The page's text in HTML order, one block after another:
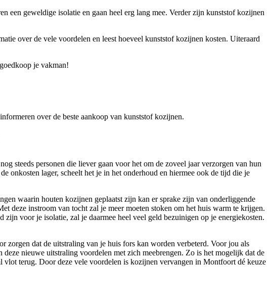
een geweldige isolatie en gaan heel erg lang mee. Verder zijn kunststof kozijnen
over de vele voordelen en leest hoeveel kunststof kozijnen kosten. Uiteraard
je vakman!
over de beste aankoop van kunststof kozijnen.
steeds personen die liever gaan voor het om de zoveel jaar verzorgen van hun
onkosten lager, scheelt het je in het onderhoud en hiermee ook de tijd die je
waarin houten kozijnen geplaatst zijn kan er sprake zijn van onderliggende
deze instroom van tocht zal je meer moeten stoken om het huis warm te krijgen.
voor je isolatie, zal je daarmee heel veel geld bezuinigen op je energiekosten.
dat de uitstraling van je huis fors kan worden verbeterd. Voor jou als
nieuwe uitstraling voordelen met zich meebrengen. Zo is het mogelijk dat de
terug. Door deze vele voordelen is kozijnen vervangen in Montfoort dé keuze